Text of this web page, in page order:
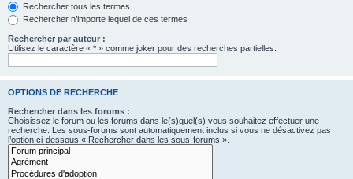
Rechercher tous les termes
Rechercher n’importe lequel de ces termes
Rechercher par auteur :
Utilisez le caractère « * » comme joker pour des recherches partielles.
OPTIONS DE RECHERCHE
Rechercher dans les forums :
Choisissez le forum ou les forums dans le(s)quel(s) vous souhaitez effectuer une
recherche. Les sous-forums sont automatiquement inclus si vous ne désactivez pas
l’option ci-dessous « Rechercher dans les sous-forums ».